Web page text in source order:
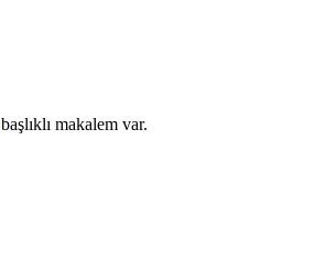
başlıklı makalem var.